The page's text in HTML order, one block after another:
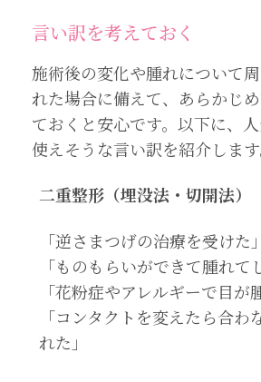
言い訳を考えておく
施術後の変化や腫れについて
れた場合に備えて、あらかじ
ておくと安心です。以下に、
使えそうな言い訳を紹介します
二重整形（埋没法・切開法）
「逆さまつげの治療を受けた」
「ものもらいができて腫れて
「花粉症やアレルギーで目が
「コンタクトを変えたら合わ
れた」